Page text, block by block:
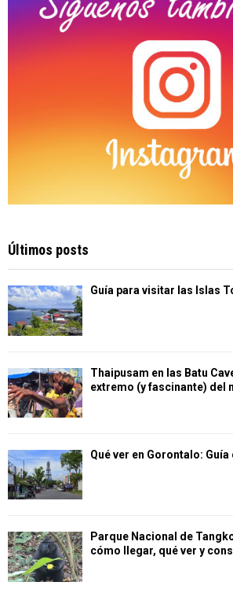
Últimos posts
Guía para visitar las Islas
Thaipusam en las Batu
extremo (y fascinante) del
Qué ver en Gorontalo:
Parque Nacional de
cómo llegar, qué ver y